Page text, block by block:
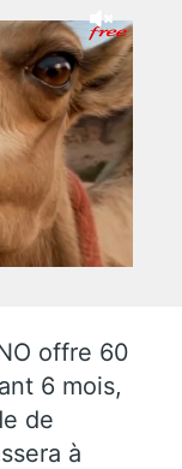
offre 60
6 mois,
de
à